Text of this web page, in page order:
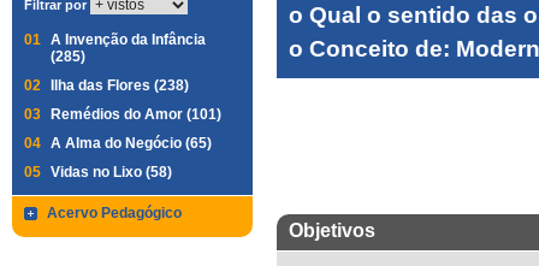
Filtrar por
01 A Invenção da Infância
(285)
02
Ilha das Flores (238)
03
Remédios do Amor (101)
04 A Alma do Negócio (65)
05 Vidas no Lixo (58)
Acervo Pedagógico
o Qual o sentido das
o Conceito de:
Objetivos